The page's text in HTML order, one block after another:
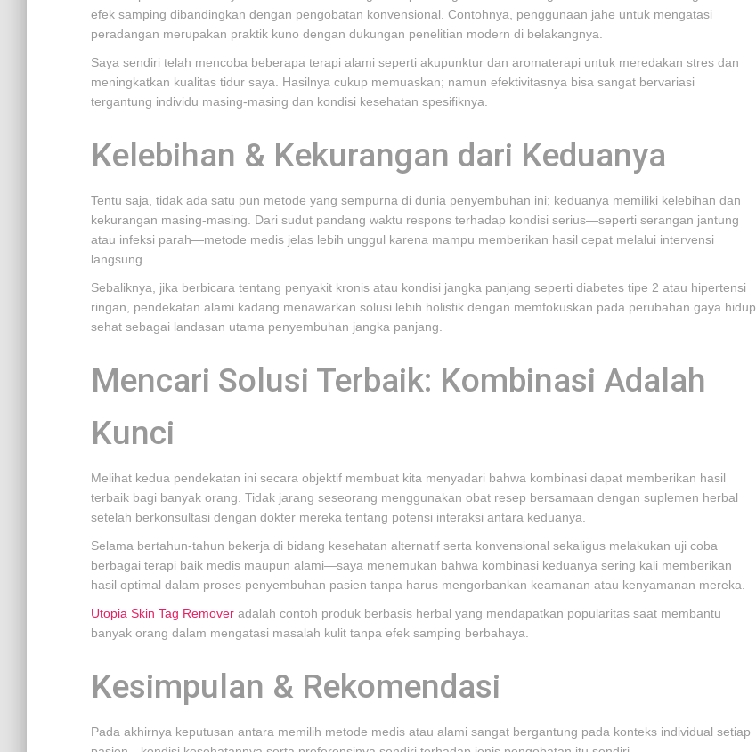
efek samping dibandingkan dengan pengobatan konvensional. Contohnya, penggunaan jahe untuk mengatasi
peradangan merupakan praktik kuno dengan dukungan penelitian modern di belakangnya.
Saya sendiri telah mencoba beberapa terapi alami seperti akupunktur dan aromaterapi untuk meredakan stres dan
meningkatkan kualitas tidur saya. Hasilnya cukup memuaskan; namun efektivitasnya bisa sangat bervariasi
tergantung individu masing-masing dan kondisi kesehatan spesifiknya.
Kelebihan & Kekurangan dari Keduanya
Tentu saja, tidak ada satu pun metode yang sempurna di dunia penyembuhan ini; keduanya memiliki kelebihan dan
kekurangan masing-masing. Dari sudut pandang waktu respons terhadap kondisi serius—seperti serangan jantung
atau infeksi parah—metode medis jelas lebih unggul karena mampu memberikan hasil cepat melalui intervensi
langsung.
Sebaliknya, jika berbicara tentang penyakit kronis atau kondisi jangka panjang seperti diabetes tipe 2 atau hipertensi
ringan, pendekatan alami kadang menawarkan solusi lebih holistik dengan memfokuskan pada perubahan gaya hidup
sehat sebagai landasan utama penyembuhan jangka panjang.
Mencari Solusi Terbaik: Kombinasi Adalah
Kunci
Melihat kedua pendekatan ini secara objektif membuat kita menyadari bahwa kombinasi dapat memberikan hasil
terbaik bagi banyak orang. Tidak jarang seseorang menggunakan obat resep bersamaan dengan suplemen herbal
setelah berkonsultasi dengan dokter mereka tentang potensi interaksi antara keduanya.
Selama bertahun-tahun bekerja di bidang kesehatan alternatif serta konvensional sekaligus melakukan uji coba
berbagai terapi baik medis maupun alami—saya menemukan bahwa kombinasi keduanya sering kali memberikan
hasil optimal dalam proses penyembuhan pasien tanpa harus mengorbankan keamanan atau kenyamanan mereka.
Utopia Skin Tag Remover adalah contoh produk berbasis herbal yang mendapatkan popularitas saat membantu
banyak orang dalam mengatasi masalah kulit tanpa efek samping berbahaya.
Kesimpulan & Rekomendasi
Pada akhirnya keputusan antara memilih metode medis atau alami sangat bergantung pada konteks individual setiap